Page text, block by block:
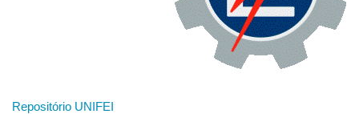
Repositório UNIFEI